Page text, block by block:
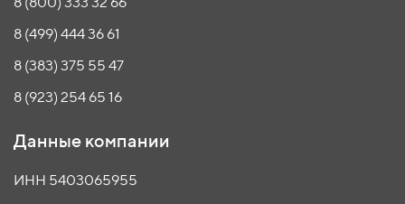
8 (499) 444 36 61
8 (383) 375 55 47
8 (923) 254 65 16
Данные компании
ИНН 5403065955